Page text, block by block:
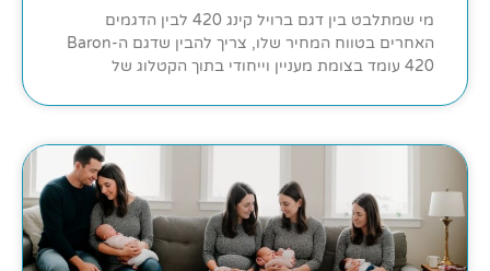
מי שמתלבט בין דגם ברויל קינג 420 לבין הדגמים
האחרים בטווח המחיר שלו, צריך להבין שדגם ה-Baron
420 עומד בצומת מעניין וייחודי בתוך הקטלוג של